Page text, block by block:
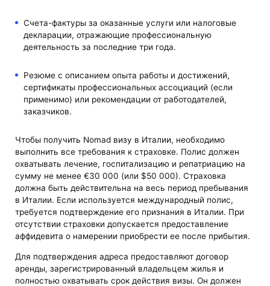
Счета-фактуры за оказанные услуги или налоговые
декларации, отражающие профессиональную
деятельность за последние три года.
Резюме с описанием опыта работы и достижений,
сертификаты профессиональных ассоциаций (если
применимо) или рекомендации от работодателей,
заказчиков.
Чтобы получить Nomad визу в Италии, необходимо
выполнить все требования к страховке. Полис должен
охватывать лечение, госпитализацию и репатриацию на
сумму не менее €30 000 (или $50 000). Страховка
должна быть действительна на весь период пребывания
в Италии. Если используется международный полис,
требуется подтверждение его признания в Италии. При
отсутствии страховки допускается предоставление
аффидевита о намерении приобрести ее после прибытия.
Для подтверждения адреса предоставляют договор
аренды, зарегистрированный владельцем жилья и
полностью охватывать срок действия визы. Он должен